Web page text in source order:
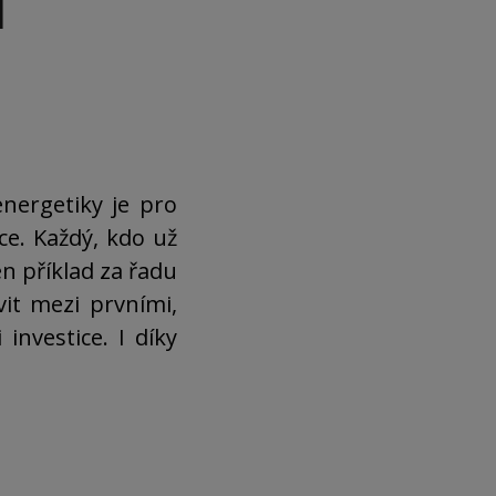
je pro
Každý, kdo už
příklad za řadu
mezi prvními,
I díky